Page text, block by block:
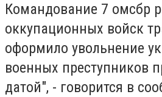
Командование 7 омсбр
оккупационных войск
оформило увольнение
военных преступников
датой", - говорится в